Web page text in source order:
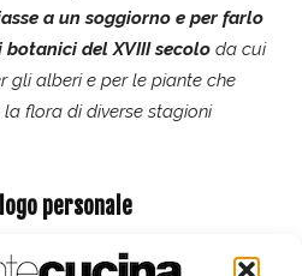
a un soggiorno e per farlo
del XVIII secolo da cui
gli alberi e per le piante che
flora di diverse stagioni
personale
gli elementi della